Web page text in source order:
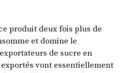
produit deux fois plus de
et domine le
de sucre en
vont essentiellement